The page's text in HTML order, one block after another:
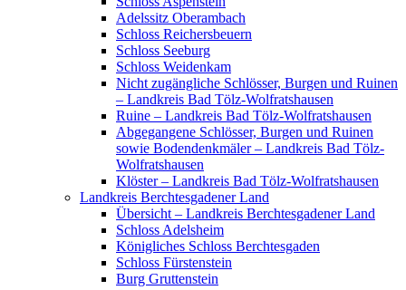
Adelssitz Oberambach
Schloss Reichersbeuern
Schloss Seeburg
Schloss Weidenkam
Nicht zugängliche Schlösser, Burgen und Ruinen
– Landkreis Bad Tölz-Wolfratshausen
Ruine – Landkreis Bad Tölz-Wolfratshausen
Abgegangene Schlösser, Burgen und Ruinen
sowie Bodendenkmäler – Landkreis Bad Tölz-
Wolfratshausen
Klöster – Landkreis Bad Tölz-Wolfratshausen
Landkreis Berchtesgadener Land
Übersicht – Landkreis Berchtesgadener Land
Schloss Adelsheim
Königliches Schloss Berchtesgaden
Schloss Fürstenstein
Burg Gruttenstein